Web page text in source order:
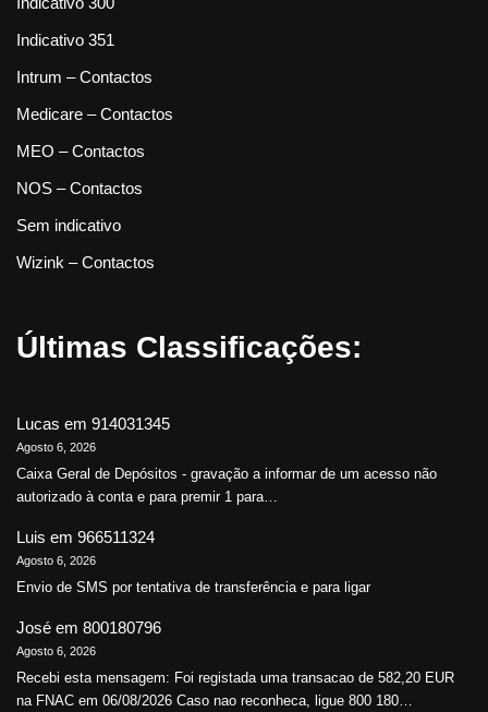
Indicativo 351
Intrum – Contactos
Medicare – Contactos
MEO – Contactos
NOS – Contactos
Sem indicativo
Wizink – Contactos
Últimas Classificações:
Lucas em 914031345
Agosto 6, 2026
Caixa Geral de Depósitos - gravação a informar de um acesso não
autorizado à conta e para premir 1 para…
Luis em 966511324
Agosto 6, 2026
Envio de SMS por tentativa de transferência e para ligar
José em 800180796
Agosto 6, 2026
Recebi esta mensagem: Foi registada uma transacao de 582,20 EUR
na FNAC em 06/08/2026 Caso nao reconheca, ligue 800 180…